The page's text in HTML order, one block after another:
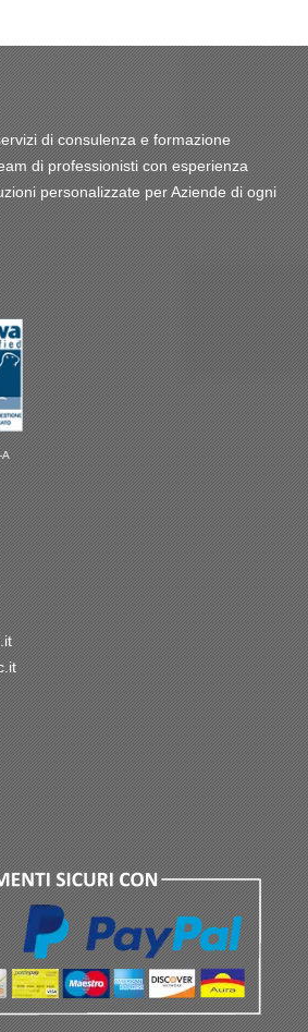
di consulenza e formazione
di professionisti con esperienza
personalizzate per Aziende di ogni
A